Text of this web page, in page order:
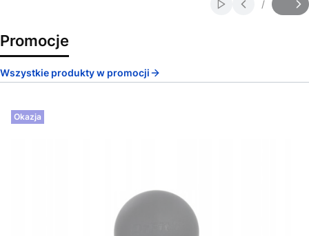
Włącz
Slajd
/
z
Promocje
Wszystkie produkty w promocji
Okazja